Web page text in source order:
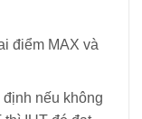
điểm MAX và
nếu không